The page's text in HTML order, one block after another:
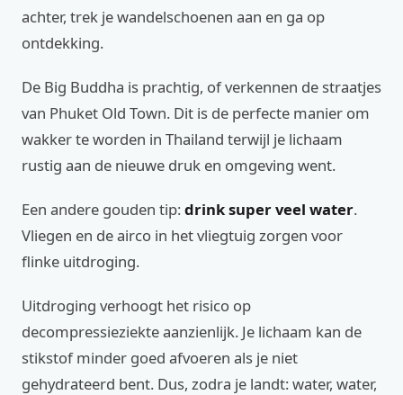
achter, trek je wandelschoenen aan en ga op
ontdekking.
De Big Buddha is prachtig, of verkennen de straatjes
van Phuket Old Town. Dit is de perfecte manier om
wakker te worden in Thailand terwijl je lichaam
rustig aan de nieuwe druk en omgeving went.
Een andere gouden tip:drink super veel water.
Vliegen en de airco in het vliegtuig zorgen voor
flinke uitdroging.
Uitdroging verhoogt het risico op
decompressieziekte aanzienlijk. Je lichaam kan de
stikstof minder goed afvoeren als je niet
gehydrateerd bent. Dus, zodra je landt: water, water,